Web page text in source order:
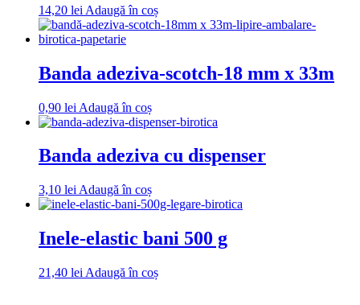
14,20 lei Adaugă în coș
Banda adeziva-scotch-18 mm x 33m
0,90 lei Adaugă în coș
Banda adeziva cu dispenser
3,10 lei Adaugă în coș
Inele-elastic bani 500 g
21,40 lei Adaugă în coș